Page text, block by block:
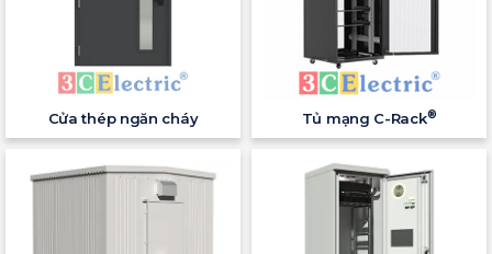
Cửa thép ngăn cháy Tủ mạng C-Rack®